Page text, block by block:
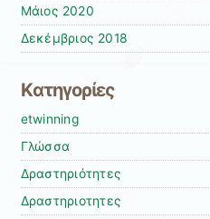
Μάιος 2020
Δεκέμβριος 2018
Kατηγορίες
etwinning
Γλώσσα
Δραστηριότητες
Δραστηριοτητες